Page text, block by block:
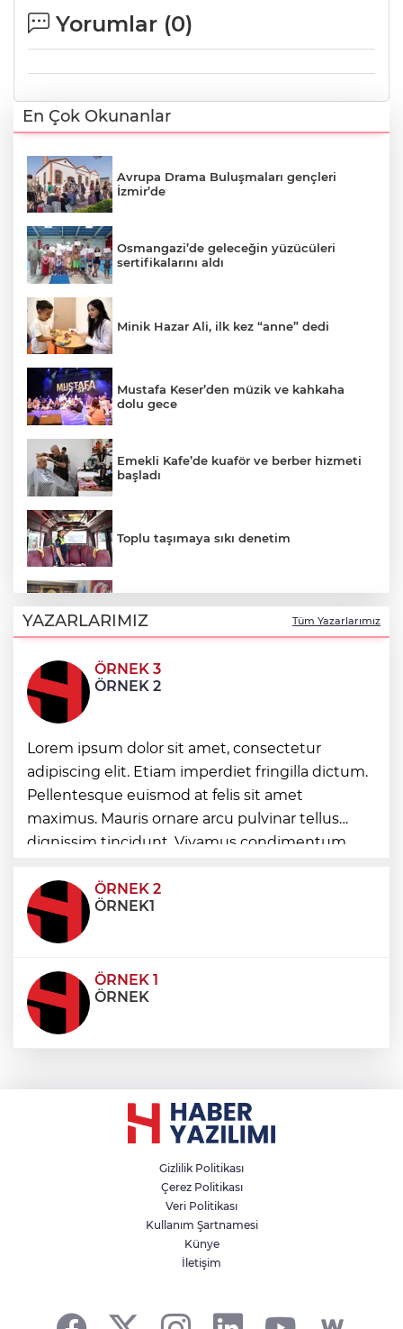
Yorumlar (0)
En Çok Okunanlar
Avrupa Drama Buluşmaları gençleri
İzmir’de
Osmangazi’de geleceğin yüzücüleri
sertifikalarını aldı
Minik Hazar Ali, ilk kez “anne” dedi
Mustafa Keser’den müzik ve kahkaha
dolu gece
Emekli Kafe’de kuaför ve berber hizmeti
başladı
Toplu taşımaya sıkı denetim
Esnaf odalarından ortak açıklama
Altınoluk Alevi Kültür ve Sanat Festivali
renkli anlara sahne oldu
Arbil Akın kadın muhtarlarla buluştu
Antalya Konyaaltı’nın merkez ve yayla
yolları yenilenecek
YAZARLARIMIZ Tüm Yazarlarımız
ÖRNEK 3
ÖRNEK 2
Lorem ipsum dolor sit amet, consectetur
adipiscing elit. Etiam imperdiet fringilla dictum.
Pellentesque euismod at felis sit amet
maximus. Mauris ornare arcu pulvinar tellus
dignissim tincidunt. Vivamus condimentum
condimentum eros et, faucibus sapien. Praese
ÖRNEK 2
ÖRNEK1
ÖRNEK 1
ÖRNEK
Gizlilik Politikası
Çerez Politikası
Veri Politikası
Kullanım Şartnamesi
Künye
İletişim